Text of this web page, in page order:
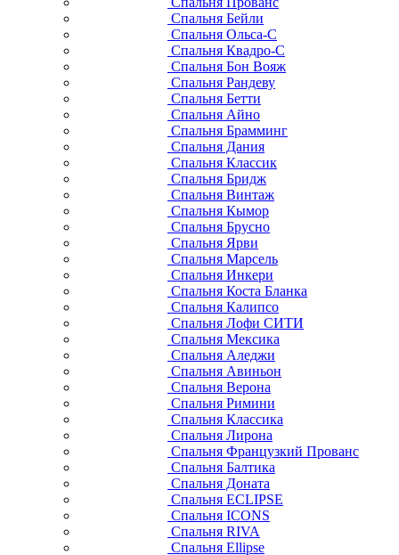
Спальня Бейли
Спальня Ольса-С
Спальня Квадро-С
Спальня Бон Вояж
Спальня Рандеву
Спальня Бетти
Спальня Айно
Спальня Брамминг
Спальня Дания
Спальня Классик
Спальня Бридж
Спальня Винтаж
Спальня Кымор
Спальня Брусно
Спальня Ярви
Спальня Марсель
Спальня Инкери
Спальня Коста Бланка
Спальня Калипсо
Спальня Лофи СИТИ
Спальня Мексика
Спальня Аледжи
Спальня Авиньон
Спальня Верона
Спальня Римини
Спальня Классика
Спальня Лирона
Спальня Французкий Прованс
Спальня Балтика
Спальня Доната
Спальня ECLIPSE
Спальня ICONS
Спальня RIVA
Спальня Ellipse